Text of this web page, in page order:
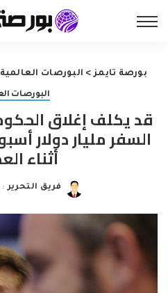
بورصة تايمز> البورصات العالمية
البورصات
قد يكلف إغلاق
السفر مليار دولار
أثناء
Posted
فريق التحرير